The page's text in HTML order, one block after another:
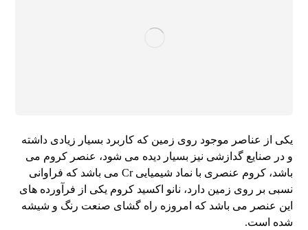
یکی از عناصر موجود روی زمین که کاربرد بسیار زیادی داشته
و در صنایع گدازشی نیز بسیار دیده می شود، عنصر کروم می
باشد، کروم عنصری با نماد شیمیایی Cr می باشد که فراوانی
نسبی بر روی زمین دارد، نانو اکسید کروم یکی از فرآورده های
این عنصر می باشد که امروزه راه گشای صنعت رنگ و شیشه
شده است.